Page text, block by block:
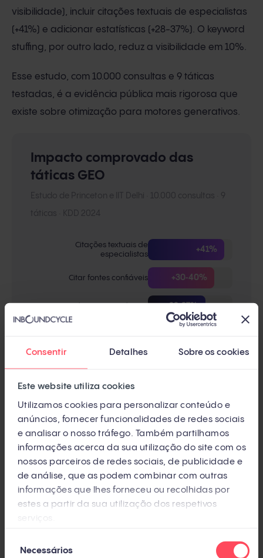
Consentir Detalhes Sobre os cookies
Este website utiliza cookies
Utilizamos cookies para personalizar conteúdo e
anúncios, fornecer funcionalidades de redes sociais
e analisar o nosso tráfego. Também partilhamos
informações acerca da sua utilização do site com os
nossos parceiros de redes sociais, de publicidade e
de análise, que as podem combinar com outras
informações que lhes forneceu ou recolhidas por
estes a partir da sua utilização dos respetivos
deNecessários
visibilidade), incluir citações textuais de especialistas
(+41%) e adicionar estatísticas (+28-37%). O keyword
stuffing, por outro lado, reduz a visibilidade em 10%.
Esse estudo, com 10.000 consultas e 9 táticas
testadas, é a evidência pública mais rigorosa que
existe sobre otimização para motores generativos.
Impacto comprovado das
táticas GEO
Citações textuais de
especialistas
+41%
Citar fontes confiáveis +30‑40%
Otimize seu conteúdo para ser citável
A otimização para citabilidade consiste em
estruturar seu conteúdo para que os sistemas de
formatos que maximizem a probabilidade de ser